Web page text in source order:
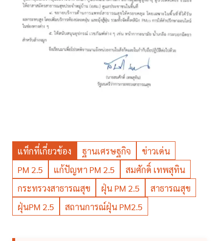
แท็กที่เกี่ยวข้อง ฐานเศรษฐกิจ
ข่าวเด่น
PM 2.5
แก้ปัญหา PM 2.5
สมศักดิ์ เทพสุทิน
กระทรวงสาธารณสุข
ฝุ่น PM 2.5
สาธารณสุข
ฝุ่นPM 2.5
สถานการณ์ฝุ่น PM2.5